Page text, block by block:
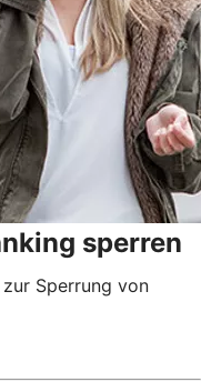
sperren
Sperrung von